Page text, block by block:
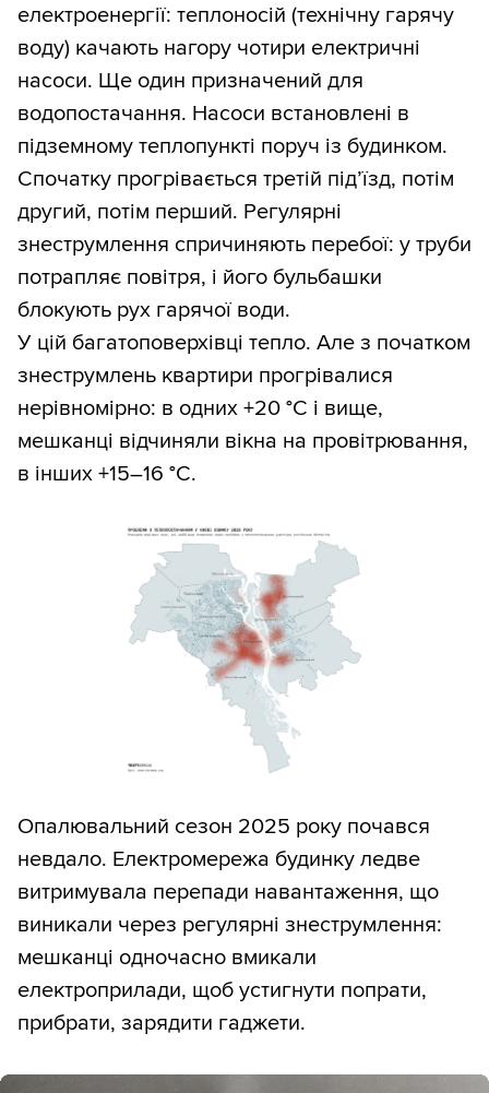
електроенергії: теплоносій (технічну гарячу
воду) качають нагору чотири електричні
насоси. Ще один призначений для
водопостачання. Насоси встановлені в
підземному теплопункті поруч із будинком.
Спочатку прогрівається третій під’їзд, потім
другий, потім перший. Регулярні
знеструмлення спричиняють перебої: у труби
потрапляє повітря, і його бульбашки
блокують рух гарячої води.
У цій багатоповерхівці тепло. Але з початком
знеструмлень квартири прогрівалися
нерівномірно: в одних +20 °С і вище,
мешканці відчиняли вікна на провітрювання,
в інших +15–16 °С.
Опалювальний сезон 2025 року почався
невдало. Електромережа будинку ледве
витримувала перепади навантаження, що
виникали через регулярні знеструмлення:
мешканці одночасно вмикали
електроприлади, щоб устигнути попрати,
прибрати, зарядити гаджети.